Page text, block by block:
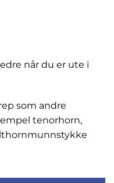
når du er ute i
som andre
tenorhorn,
antall